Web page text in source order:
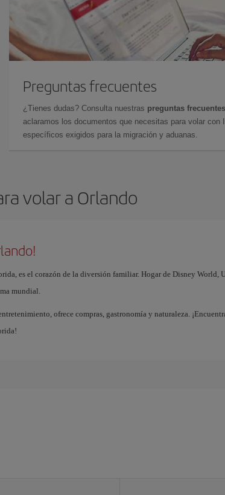
Preguntas frecuentes
¿Tienes dudas? Consulta nuestras preguntas
aclaramos los documentos que necesitas para volar con
específicos exigidos para la migración y aduanas.
volar a Orlando
es el corazón de la diversión familiar. Hogar de Disney World,
mundial.
ofrece compras, gastronomía y naturaleza.